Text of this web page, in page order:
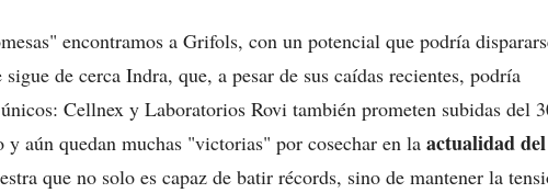
encontramos a Grifols, con un potencial que podría
de cerca Indra, que, a pesar de sus caídas recientes, podría
Cellnex y Laboratorios Rovi también prometen subidas del
aún quedan muchas "victorias" por cosechar en la actualidad del
que no solo es capaz de batir récords, sino de mantener la